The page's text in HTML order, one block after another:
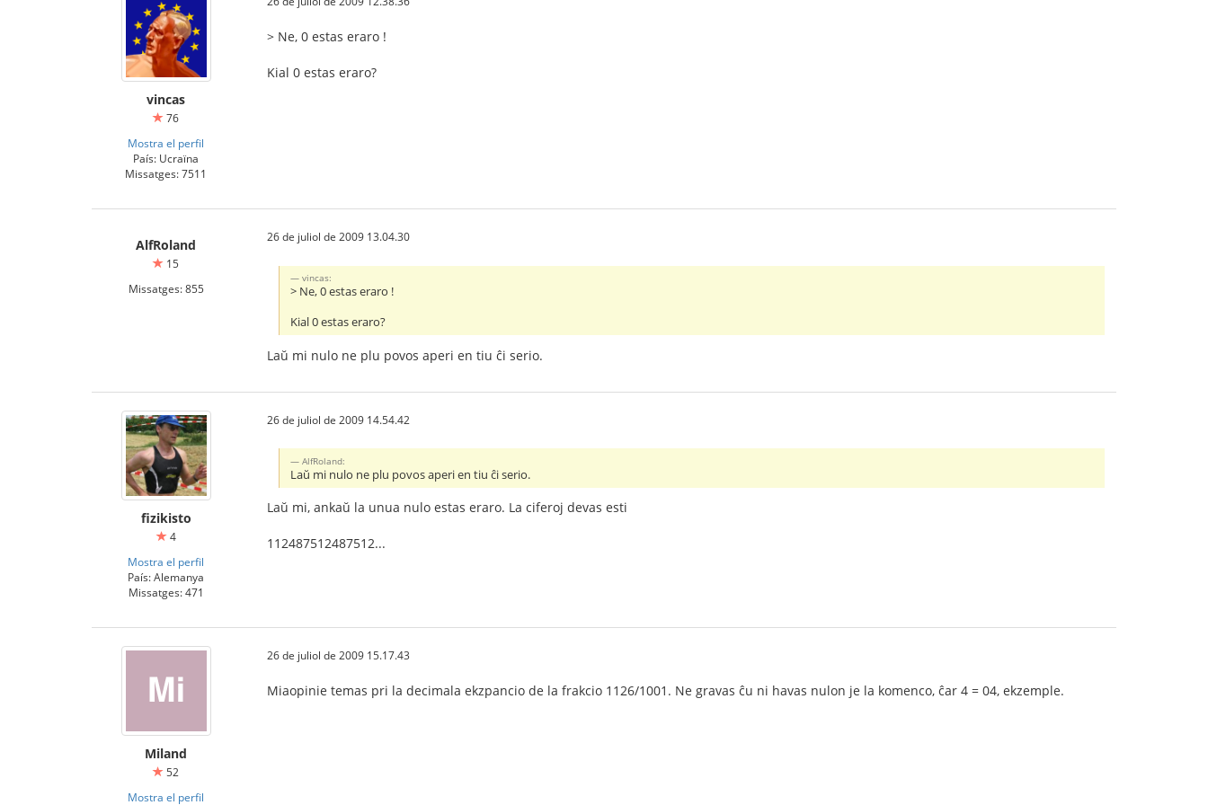
vincas
76
Mostra el perfil
País: Ucraïna
Missatges: 7511
> Ne, 0 estas eraro !
Kial 0 estas eraro?
AlfRoland
15
Missatges: 855
26 de juliol de 2009 13.04.30
vincas:
> Ne, 0 estas eraro !
Kial 0 estas eraro?
Laŭ mi nulo ne plu povos aperi en tiu ĉi serio.
fizikisto
4
Mostra el perfil
País: Alemanya
Missatges: 471
26 de juliol de 2009 14.54.42
AlfRoland:
Laŭ mi nulo ne plu povos aperi en tiu ĉi serio.
Laŭ mi, ankaŭ la unua nulo estas eraro. La ciferoj devas esti
112487512487512...
Miland
52
Mostra el perfil
26 de juliol de 2009 15.17.43
Miaopinie temas pri la decimala ekzpancio de la frakcio 1126/1001. Ne gravas ĉu ni havas nulon je la komenco, ĉar 4 = 04, ekzemple.